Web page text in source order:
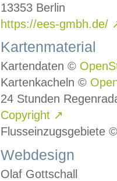
13353 Berlin
https://ees-gmbh.de/
Kartenmaterial
Kartendaten ©
Kartenkacheln ©
24 Stunden
Copyright ↗
Flusseinzugsgebiete
Webdesign
Olaf Gottschall